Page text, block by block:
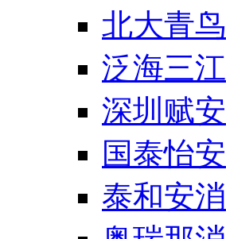
北大青鸟
泛海三江
深圳赋安
国泰怡安
泰和安消